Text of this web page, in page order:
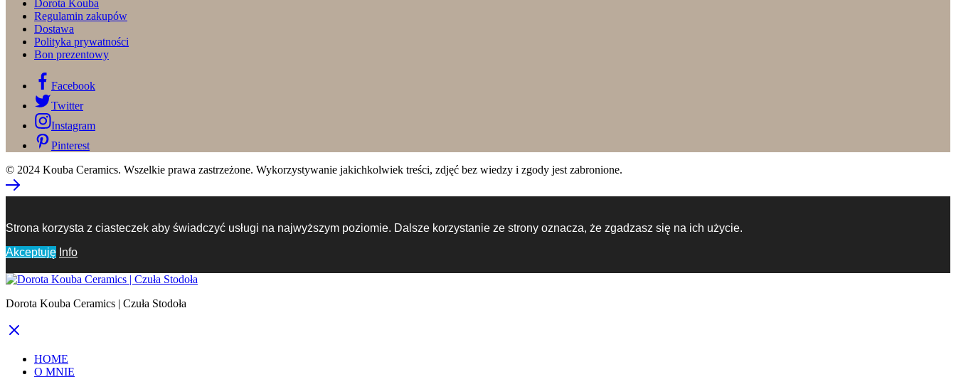
Dorota Kouba
Regulamin zakupów
Dostawa
Polityka prywatności
Bon prezentowy
Facebook
Twitter
Instagram
Pinterest
© 2024 Kouba Ceramics. Wszelkie prawa zastrzeżone. Wykorzystywanie jakichkolwiek treści, zdjęć bez wiedzy i zgody jest zabronione.
Strona korzysta z ciasteczek aby świadczyć usługi na najwyższym poziomie. Dalsze korzystanie ze strony oznacza, że zgadzasz się na ich użycie.
Akceptuję Info
Dorota Kouba Ceramics | Czuła Stodoła
HOME
O MNIE